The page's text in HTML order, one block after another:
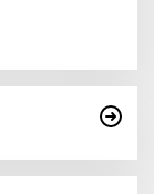
di Kabupaten